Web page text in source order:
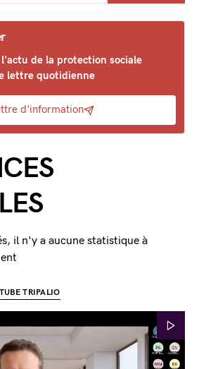
de la protection sociale
lettre quotidienne
d'information
il n'y a aucune statistique à
TRIPALIO